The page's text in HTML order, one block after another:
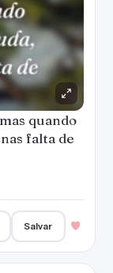
quando
falta de
Salvar